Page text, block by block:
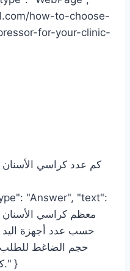
how-to-choose-
for-your-clinic-
"Answer", "text":
حسب عدد أجهزة
كراسي اختر 60-80 لتر/دقيقة." }